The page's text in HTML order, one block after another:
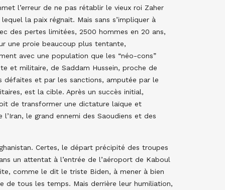
l’erreur de ne pas rétablir le vieux roi Zaher
la paix régnait. Mais sans s’impliquer à
des pertes limitées, 2500 hommes en 20 ans,
une proie beaucoup plus tentante,
avec une population que les “néo-cons”
et militaire, de Saddam Hussein, proche de
défaites et par les sanctions, amputée par le
est la cible. Après un succès initial,
de transformer une dictature laïque et
le grand ennemi des Saoudiens et des
Certes, le départ précipité des troupes
un attentat à l’entrée de l’aéroport de Kaboul
comme le dit le triste Biden, à mener à bien
tous les temps. Mais derrière leur humiliation,